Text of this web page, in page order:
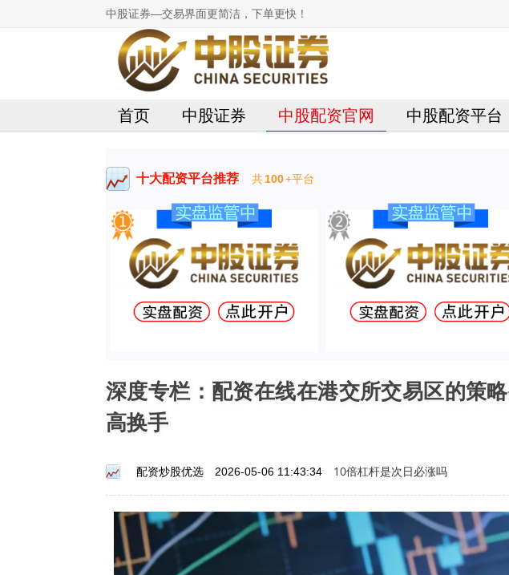
中股证券—交易界面更简洁，下单更快！
首页 中股证券 中股配资官网 中股配资平台
十大配资平台推荐 共100+平台
深度专栏：配资在线在港交所交易区的策
高换手
配资炒股优选 2026-05-06 11:43:34 10倍杠杆是次日必涨吗